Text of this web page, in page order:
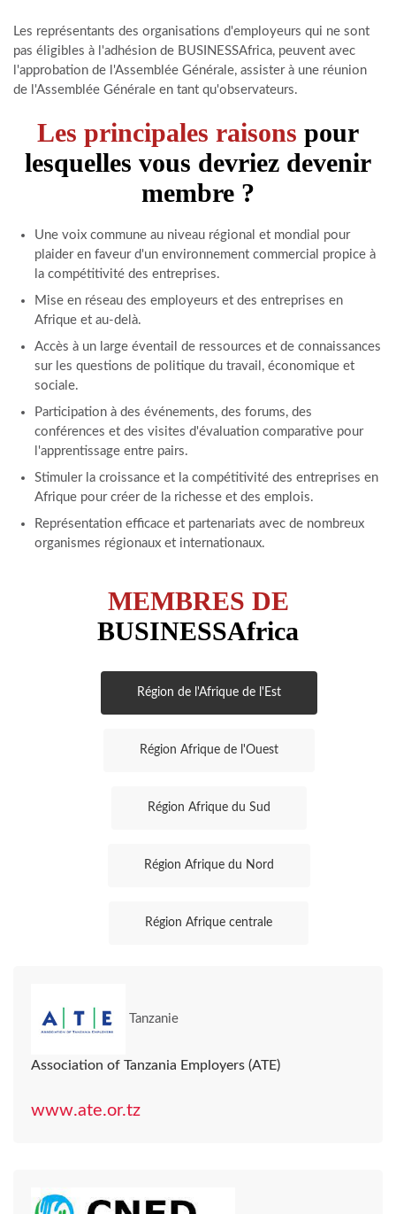
Les représentants des organisations d'employeurs qui ne sont
pas éligibles à l'adhésion de BUSINESSAfrica, peuvent avec
l'approbation de l'Assemblée Générale, assister à une réunion
de l'Assemblée Générale en tant qu'observateurs.
Les principales raisons pour
lesquelles vous devriez devenir
membre ?
Une voix commune au niveau régional et mondial pour
plaider en faveur d'un environnement commercial propice à
la compétitivité des entreprises.
Mise en réseau des employeurs et des entreprises en
Afrique et au-delà.
Accès à un large éventail de ressources et de connaissances
sur les questions de politique du travail, économique et
sociale.
Participation à des événements, des forums, des
conférences et des visites d'évaluation comparative pour
l'apprentissage entre pairs.
Stimuler la croissance et la compétitivité des entreprises en
Afrique pour créer de la richesse et des emplois.
Représentation efficace et partenariats avec de nombreux
organismes régionaux et internationaux.
MEMBRES DE
BUSINESSAfrica
Région de l'Afrique de l'Est
Région Afrique de l'Ouest
Région Afrique du Sud
Région Afrique du Nord
Région Afrique centrale
Tanzanie
Association of Tanzania Employers (ATE)
www.ate.or.tz